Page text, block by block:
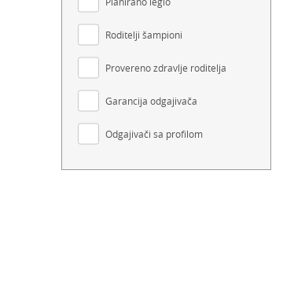
Roditelji šampioni
Provereno zdravlje roditelja
Garancija odgajivača
Odgajivači sa profilom